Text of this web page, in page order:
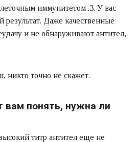
иммунитетом .3. У вас
Даже качественные
и не обнаруживают антител,
никто точно не скажет.
вам понять, нужна ли
титр антител еще не